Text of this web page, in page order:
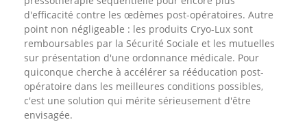
d'efficacité contre les œdèmes post-opératoires. Autre
point non négligeable : les produits Cryo-Lux sont
remboursables par la Sécurité Sociale et les mutuelles
sur présentation d'une ordonnance médicale. Pour
quiconque cherche à accélérer sa rééducation post-
opératoire dans les meilleures conditions possibles,
c'est une solution qui mérite sérieusement d'être
envisagée.